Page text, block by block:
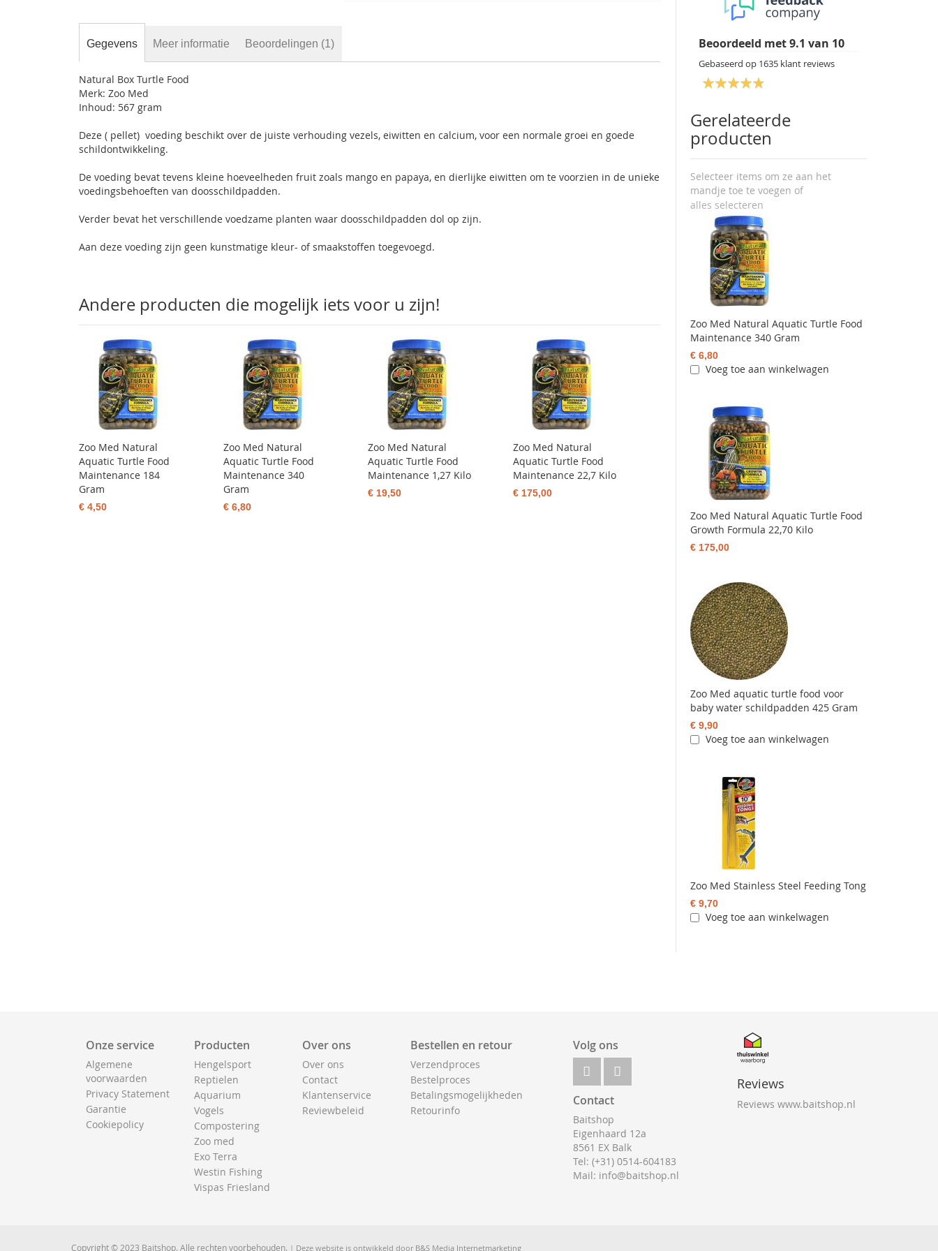
Beoordeeld met9.1 van 10
Gebaseerd op 1635 klant reviews
Gerelateerde
producten
Selecteer items om ze aan het
mandje toe te voegen of
alles selecteren
Zoo Med Natural Aquatic Turtle Food
Maintenance 340 Gram
€ 6,80
Voeg toe aan winkelwagen
Zoo Med Natural Aquatic Turtle Food
Growth Formula 22,70 Kilo
€ 175,00
Zoo Med aquatic turtle food voor
baby water schildpadden 425 Gram
€ 9,90
Voeg toe aan winkelwagen
Zoo Med Stainless Steel Feeding Tong
€ 9,70
Voeg toe aan winkelwagen
Gegevens
Natural Box Turtle Food
Merk: Zoo Med
Inhoud: 567 gram
Deze ( pellet) voeding beschikt over de juiste verhouding vezels, eiwitten en calcium, voor een normale groei en goede
schildontwikkeling.
De voeding bevat tevens kleine hoeveelheden fruit zoals mango en papaya, en dierlijke eiwitten om te voorzien in de unieke
voedingsbehoeften van doosschildpadden.
Verder bevat het verschillende voedzame planten waar doosschildpadden dol op zijn.
Aan deze voeding zijn geen kunstmatige kleur- of smaakstoffen toegevoegd.
Meer informatie Beoordelingen 1
Andere producten die mogelijk iets voor u zijn!
Zoo Med Natural
Aquatic Turtle Food
Maintenance 184
Gram
€ 4,50
Zoo Med Natural
Aquatic Turtle Food
Maintenance 340
Gram
€ 6,80
Zoo Med Natural
Aquatic Turtle Food
Maintenance 1,27 Kilo
€ 19,50
Zoo Med Natural
Aquatic Turtle Food
Maintenance 22,7 Kilo
€ 175,00
Onze service
Algemene
voorwaarden
Privacy Statement
Garantie
Cookiepolicy
Producten
Hengelsport
Reptielen
Aquarium
Vogels
Compostering
Zoo med
Exo Terra
Westin Fishing
Vispas Friesland
Over ons
Over ons
Contact
Klantenservice
Reviewbeleid
Bestellen en retour
Verzendproces
Bestelproces
Betalingsmogelijkheden
Retourinfo
Volg ons
Contact
Baitshop
Eigenhaard 12a
8561 EX Balk
Tel: (+31) 0514-604183
Mail: info@baitshop.nl
Reviews
Reviews www.baitshop.nl
Copyright © 2023 Baitshop. Alle rechten voorbehouden. | Deze website is ontwikkeld door B&S Media Internetmarketing